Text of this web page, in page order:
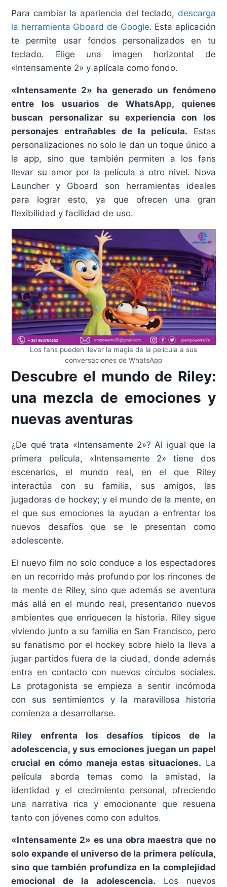
Para cambiar la apariencia del teclado, descarga
la herramienta Gboard de Google. Esta aplicación
te permite usar fondos personalizados en tu
teclado. Elige una imagen horizontal de
«Intensamente 2» y aplícala como fondo.
«Intensamente 2» ha generado un fenómeno
entre los usuarios de WhatsApp, quienes
buscan personalizar su experiencia con los
personajes entrañables de la película. Estas
personalizaciones no solo le dan un toque único a
la app, sino que también permiten a los fans
llevar su amor por la película a otro nivel. Nova
Launcher y Gboard son herramientas ideales
para lograr esto, ya que ofrecen una gran
flexibilidad y facilidad de uso.
Los fans pueden llevar la magia de la película a sus
conversaciones de WhatsApp
Descubre el mundo de Riley:
una mezcla de emociones y
nuevas aventuras
¿De qué trata «Intensamente 2»? Al igual que la
primera película, «Intensamente 2» tiene dos
escenarios, el mundo real, en el que Riley
interactúa con su familia, sus amigos, las
jugadoras de hockey; y el mundo de la mente, en
el que sus emociones la ayudan a enfrentar los
nuevos desafíos que se le presentan como
adolescente.
El nuevo film no solo conduce a los espectadores
en un recorrido más profundo por los rincones de
la mente de Riley, sino que además se aventura
más allá en el mundo real, presentando nuevos
ambientes que enriquecen la historia. Riley sigue
viviendo junto a su familia en San Francisco, pero
su fanatismo por el hockey sobre hielo la lleva a
jugar partidos fuera de la ciudad, donde además
entra en contacto con nuevos círculos sociales.
La protagonista se empieza a sentir incómoda
con sus sentimientos y la maravillosa historia
comienza a desarrollarse.
Riley enfrenta los desafíos típicos de la
adolescencia, y sus emociones juegan un papel
crucial en cómo maneja estas situaciones. La
película aborda temas como la amistad, la
identidad y el crecimiento personal, ofreciendo
una narrativa rica y emocionante que resuena
tanto con jóvenes como con adultos.
«Intensamente 2» es una obra maestra que no
solo expande el universo de la primera película,
sino que también profundiza en la complejidad
emocional de la adolescencia. Los nuevos